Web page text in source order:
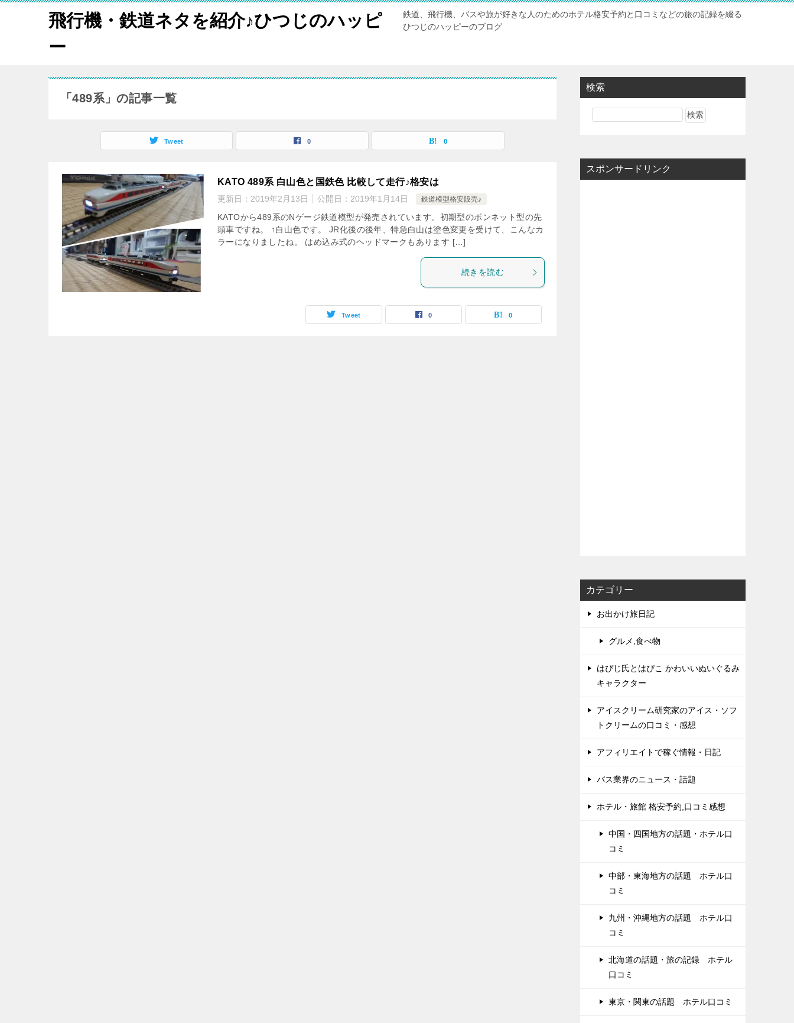
飛行機・鉄道ネタを紹介♪ひつじのハッピ
ー
鉄道、飛行機、バスや旅が好きな人のためのホテル格安予約と口コミなどの旅の記録を綴る
ひつじのハッピーのブログ
「489系」の記事一覧
Tweet 0 0
KATO 489系 白山色と国鉄色 比較して走行♪格安は
更新日： 2019年2月13日 公開日： 2019年1月14日 鉄道模型格安販売♪
KATOから489系のNゲージ鉄道模型が発売されています。初期型のボンネット型の先
頭車ですね。 ↑白山色です。 JR化後の後年、特急白山は塗色変更を受けて、こんなカ
ラーになりましたね。 はめ込み式のヘッドマークもあります […]
続きを読む
Tweet 0 0
検索
スポンサードリンク
カテゴリー
お出かけ旅日記
グルメ,食べ物
はぴじ氏とはぴこ かわいいぬいぐるみ
キャラクター
アイスクリーム研究家のアイス・ソフ
トクリームの口コミ・感想
アフィリエイトで稼ぐ情報・日記
バス業界のニュース・話題
ホテル・旅館 格安予約,口コミ感想
中国・四国地方の話題・ホテル口
コミ
中部・東海地方の話題 ホテル口
コミ
九州・沖縄地方の話題 ホテル口
コミ
北海道の話題・旅の記録 ホテル
口コミ
東京・関東の話題 ホテル口コミ